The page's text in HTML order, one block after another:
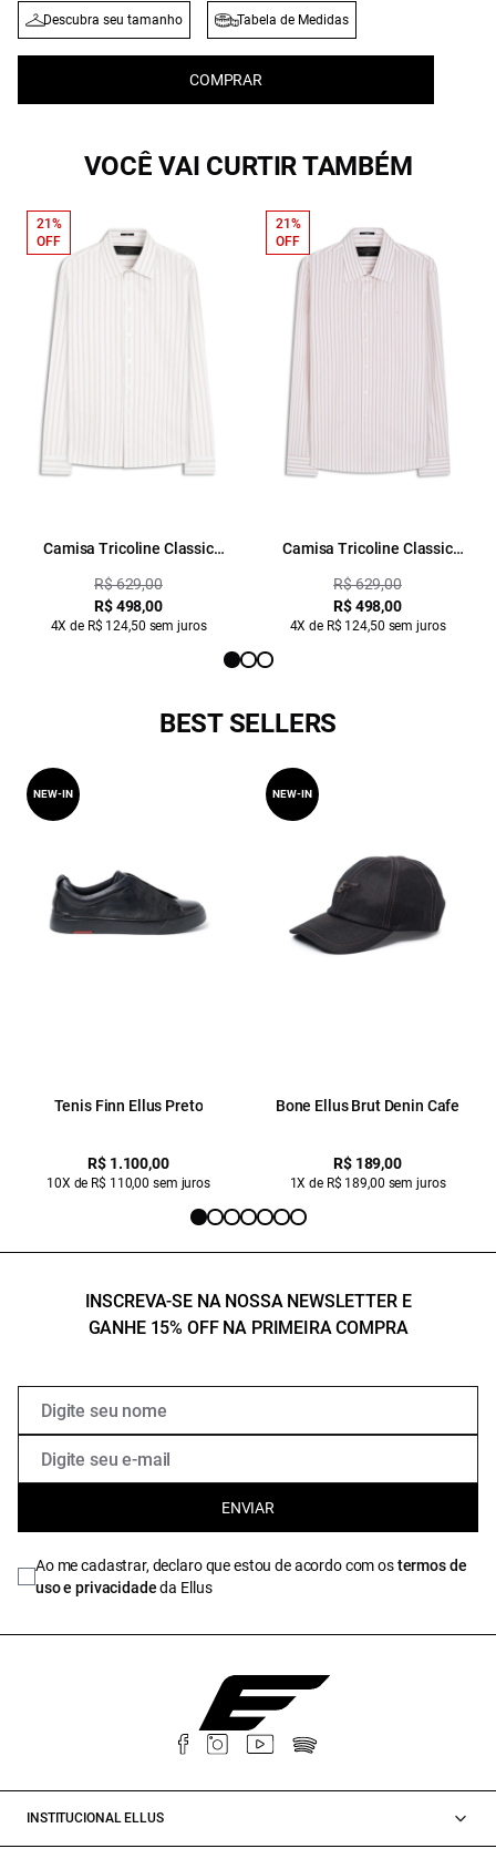
Descubra seu tamanho Tabela de Medidas
COMPRAR
VOCÊ VAI CURTIR TAMBÉM
Camisa Tricoline Classic
R$ 629,00
R$ 498,00
4X de R$ 124,50 sem juros
21%
OFF
Camisa Tricoline Classic
R$ 629,00
R$ 498,00
4X de R$ 124,50 sem juros
21%
OFF
BEST SELLERS
Tenis Finn Ellus Preto
R$ 1.100,00
10X de R$ 110,00 sem juros
NEW-IN
Bone Ellus Brut Denin Cafe
R$ 189,00
1X de R$ 189,00 sem juros
NEW-IN
INSCREVA-SE NA NOSSA NEWSLETTER E
GANHE 15% OFF NA PRIMEIRA COMPRA
ENVIAR
Ao me cadastrar, declaro que estou de acordo com ostermos de
uso e privacidadeda Ellus
INSTITUCIONAL ELLUS